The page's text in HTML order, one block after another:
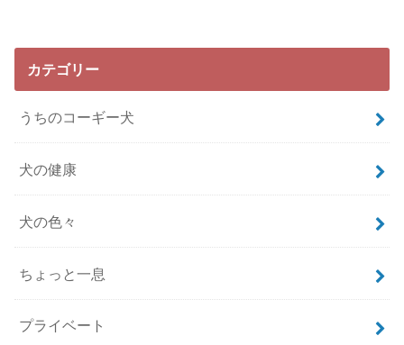
カテゴリー
うちのコーギー犬
犬の健康
犬の色々
ちょっと一息
プライベート